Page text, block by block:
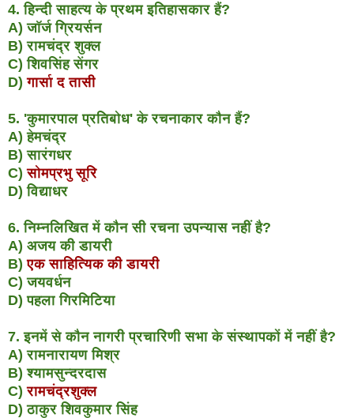
4. हिन्दी साहत्य के प्रथम इतिहासकार हैं?
A) जॉर्ज ग्रियर्सन
B) रामचंद्र शुक्ल
C) शिवसिंह सेंगर
D)गार्सा द तासी
5. 'कुमारपाल प्रतिबोध' के रचनाकार कौन हैं?
A) हेमचंद्र
B) सारंगधर
C) सोमप्रभु सूरि
D) विद्याधर
6. निम्नलिखित में कौन सी रचना उपन्यास नहीं है?
A) अजय की डायरी
B)एक साहित्यिक की डायरी
C) जयवर्धन
D) पहला गिरमिटिया
7. इनमें से कौन नागरी प्रचारिणी सभा के संस्थापकों में नहीं है?
A) रामनारायण मिश्र
B) श्यामसुन्दरदास
C)रामचंद्रशुक्ल
D) ठाकुर शिवकुमार सिंह